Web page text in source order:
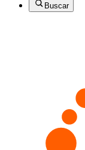
Buscar